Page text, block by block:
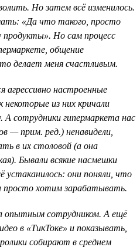
Но затем всё изменилось.
«Да что такого, просто
Но сам процесс
общение
делает меня счастливым.
агрессивно настроенные
из них кричали
А сотрудники гипермаркета нас
— прим. ред.) ненавидели,
в их столовой (а она
Бывали всякие насмешки
устаканилось: они поняли, что
хотим зарабатывать.
опытным сотрудником. А ещё
в «ТикТоке» и показывать,
собирают в среднем